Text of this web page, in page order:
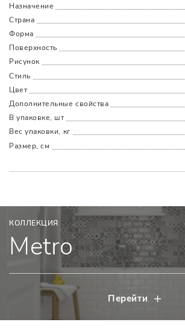
Назначение
Страна
Форма
Поверхность
Рисунок
Стиль
Цвет
Дополнительные cвойства
В упаковке, шт
Вес упаковки, кг
Размер, см
НаличымиКартойПо счетуДолями
КОЛЛЕКЦИЯ
Metro
Перейти